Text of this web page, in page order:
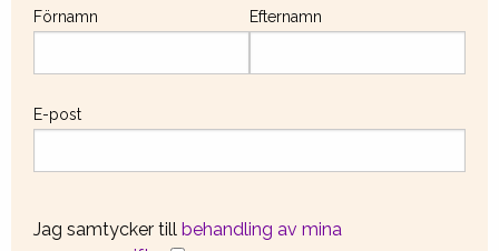
Förnamn Efternamn
E-post
Jag samtycker till behandling av mina